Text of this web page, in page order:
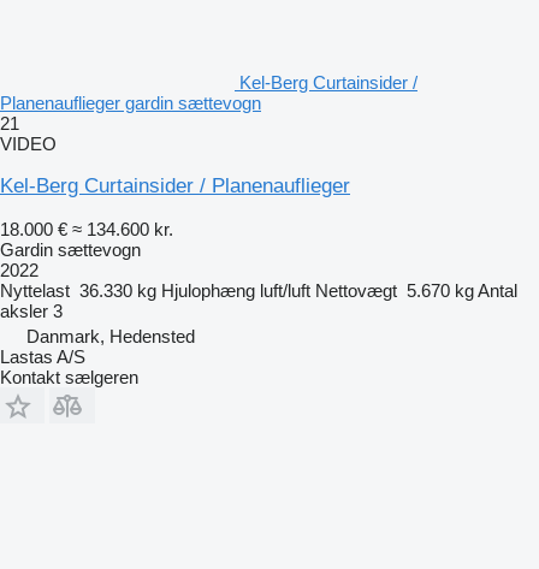
Kel-Berg Curtainsider /
Planenauflieger gardin sættevogn
21
VIDEO
Kel-Berg Curtainsider / Planenauflieger
18.000 € ≈ 134.600 kr.
Gardin sættevogn
2022
Nyttelast 36.330 kg Hjulophæng luft/luft Nettovægt 5.670 kgAntal
aksler 3
Danmark, Hedensted
Lastas A/S
Kontakt sælgeren